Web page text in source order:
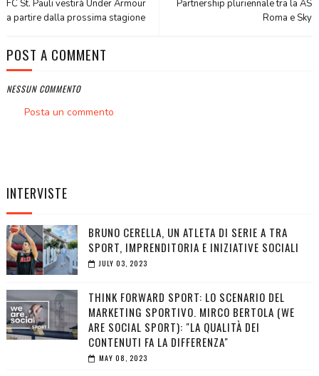
Partnership pluriennale tra la AS
Roma e Sky
FC St. Pauli vestirà Under Armour
a partire dalla prossima stagione
POST A COMMENT
NESSUN COMMENTO
Posta un commento
INTERVISTE
BRUNO CERELLA, UN ATLETA DI SERIE A TRA
SPORT, IMPRENDITORIA E INIZIATIVE SOCIALI
JULY 03, 2023
THINK FORWARD SPORT: LO SCENARIO DEL
MARKETING SPORTIVO. MIRCO BERTOLA (WE
ARE SOCIAL SPORT): "LA QUALITÀ DEI
CONTENUTI FA LA DIFFERENZA"
MAY 08, 2023